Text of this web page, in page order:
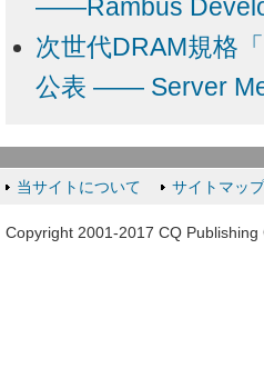
――Rambus
次世代DRAM規格
公表 ―― Server
当サイトについて サイトマップ
Copyright 2001-2017 CQ Publishing